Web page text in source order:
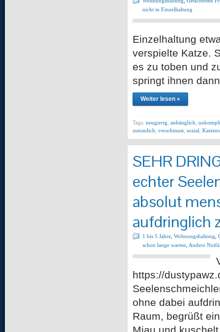
nicht in Einzelhaltung
Einzelhaltung
verspielte Katze.
es zu toben und
springt ihnen
Weiter lesen »
Tags: neugierig anhänglich
zutraulich verschmust sozial
SEHR
echter
absolut
aufdringlich
1 bis 5 Jahre Wohnungshaltung
schon lange warten Andere
https://
ohne dabei
Raum, begrüßt